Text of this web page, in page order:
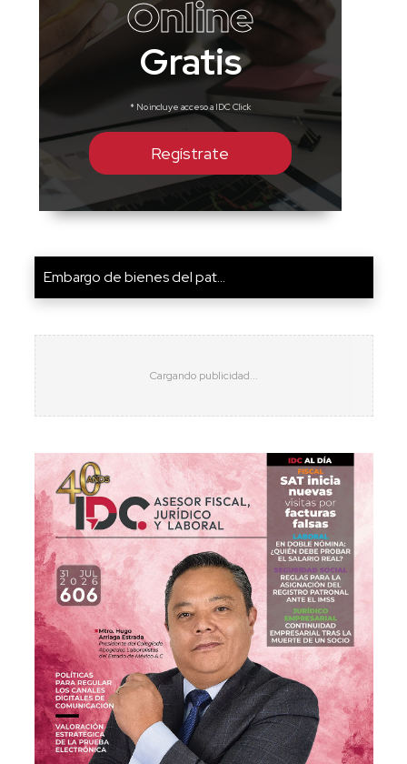
Online
Gratis
* No incluye acceso a IDC Click
Regístrate
Embargo de bienes del pat...